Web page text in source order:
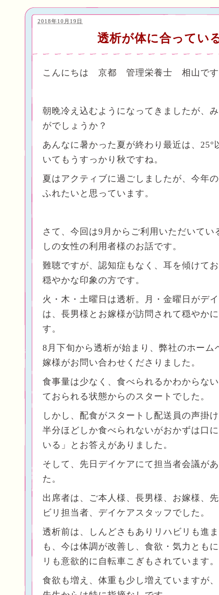
透析が体に合ってい
2018年10月19日
こんにちは 京都 管理栄養士 相山で
朝晩冷え込むようになってきましたが、
がでしょうか？
あんなに暑かった夏が終わり最近は、25°
いてもうすっかり秋ですね。
夏はアクティブに過ごしましたが、今年
ふれたいと思っています。
さて、今回は9月からご利用いただいて
しの女性の利用者様のお話です。
難聴ですが、認知症もなく、耳を傾けて
穏やかな印象の方です。
火・木・土曜日は透析。月・金曜日がデ
は、長男様とお嫁様が訪問されて穏やか
す。
8月下旬から透析が始まり、弊社のホーム
嫁様がお問い合わせくださりました。
食事量は少なく、食べられるかわからな
ておられる状態からのスタートでした。
しかし、配食がスタートし配送員の声掛
半分ほどしか食べられないがおかずは口
いる」とお答えがありました。
そして、先日デイケアにて担当者会議が
た。
出席者は、ご本人様、長男様、お嫁様、
ビリ担当者、デイケアスタッフでした。
透析前は、しんどさもありリハビリも進
も、今は体調が改善し、食欲・気力とも
リも意欲的に自転車こぎもされています。
食欲も増え、体重も少し増えていますが